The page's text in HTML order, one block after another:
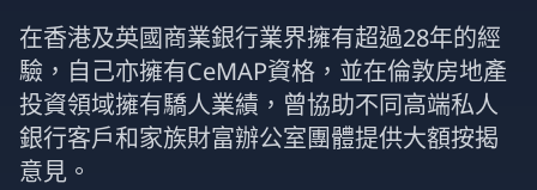
在香港及英國商業銀行業界擁有超過28年的經
驗，自己亦擁有CeMAP資格，並在倫敦房地產
投資領域擁有驕人業績，曾協助不同高端私人
銀行客戶和家族財富辦公室團體提供大額按揭
意見。